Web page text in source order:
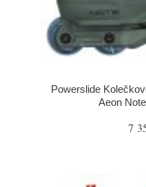
Powerslide
Aeon
7